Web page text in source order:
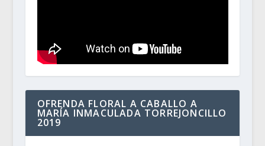
OFRENDA FLORAL A CABALLO A
MARÍA INMACULADA TORREJONCILLO
2019